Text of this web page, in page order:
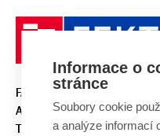
FAKULTA ELEKTROTECHNIKY
A KOMUNIKAČNÍCH
TECHNOLOGIÍ, VUT V BRNĚ
Informace o
stránce
Soubory cookie
a analýze informací